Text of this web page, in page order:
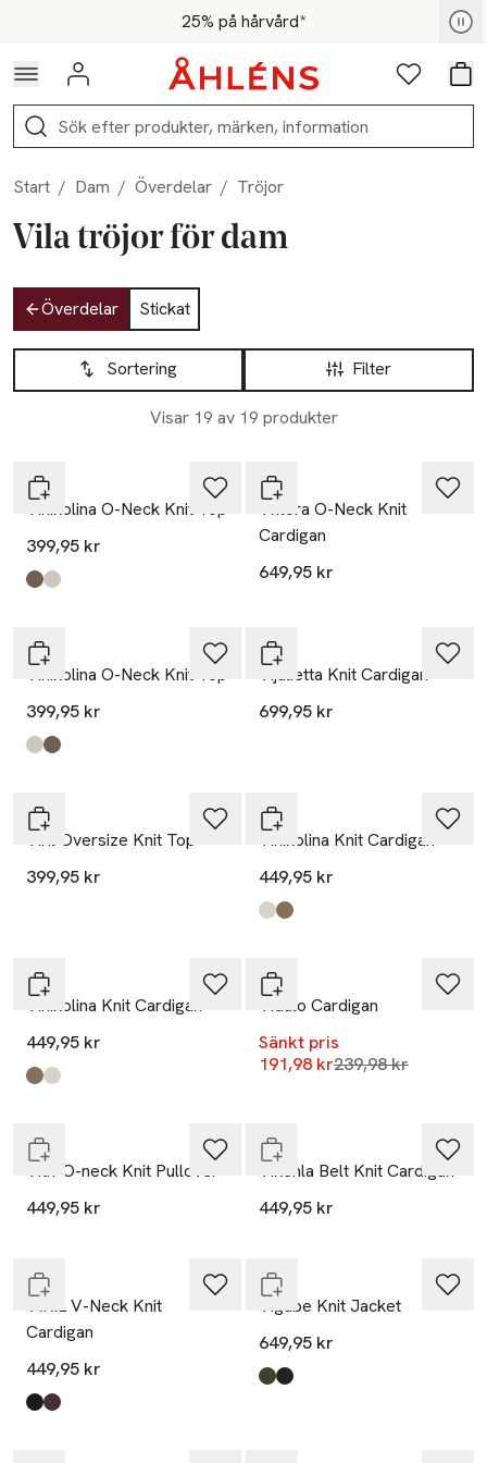
Hoppa till navigationsmenyn25% på hårvård*
För medlemmar - Shoppa nu
Logga in Favoriter
Sök
Start / Dam / Överdelar / Tröjor
Vila tröjor för dam
Hoppa till produktsidan
Överdelar
Stickat
Hoppa till produktsidan
Filter
Sortering
Visar 19 av 19 produkter
Lista över produkter
Vila
Vinikolina O-Neck Knit Top
399,95 kr
Produkten finns i färgerna:
Falcon Melange
Super Light Natural Melan
Vila
Viflora O-Neck Knit
Cardigan
649,95 kr
Vila
Vinikolina O-Neck Knit Top
399,95 kr
Produkten finns i färgerna:
Super Light Natural Melan
Falcon Melange
Vila
Vijulietta Knit Cardigan
699,95 kr
Vila
Viril Oversize Knit Top
399,95 kr
Vila
Vinikolina Knit Cardigan
449,95 kr
Produkten finns i färgerna:
Super Light Natural Melan
Falcon Melange
Vila
Vinikolina Knit Cardigan
449,95 kr
Produkten finns i färgerna:
Falcon Melange
Super Light Natural Melan
Vila
Vidalo Cardigan
Sänkt pris
191,98 krLägsta pris 30
239,98 kr
Nyhet
Vila
Vitif O-neck Knit Pullover
449,95 kr
Nyhet
Vila
Vikehla Belt Knit Cardigan
449,95 kr
Nyhet
Vila
VIRIL V-Neck Knit
Cardigan
449,95 kr
Produkten finns i färgerna:
Black
Coffee Bean
Nyhet
Vila
Vigabe Knit Jacket
649,95 kr
Produkten finns i färgerna:
Forest Night Melange
Black Beauty
Nyhet